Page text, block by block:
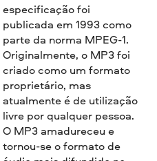
especificação foi
publicada em 1993 como
parte da norma MPEG-1.
Originalmente, o MP3 foi
criado como um formato
proprietário, mas
atualmente é de utilização
livre por qualquer pessoa.
O MP3 amadureceu e
tornou-se o formato de